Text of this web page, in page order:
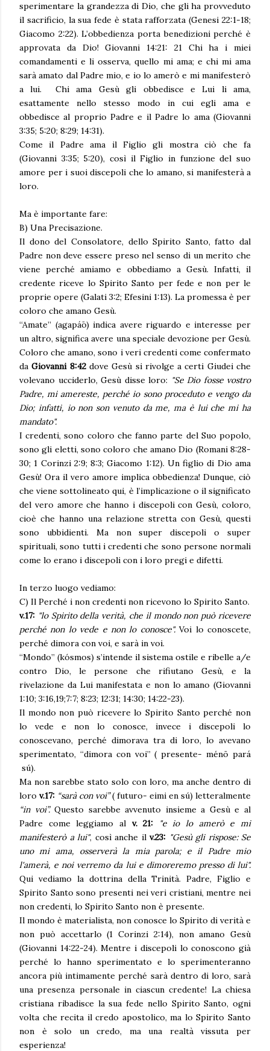
sperimentare la grandezza di Dio, che gli ha provveduto
il sacrificio, la sua fede è stata rafforzata (Genesi 22:1-18;
Giacomo 2:22). L’obbedienza porta benedizioni perché è
approvata da Dio! Giovanni 14:21: 21 Chi ha i miei
comandamenti e li osserva, quello mi ama; e chi mi ama
sarà amato dal Padre mio, e io lo amerò e mi manifesterò
a lui. Chi ama Gesù gli obbedisce e Lui li ama,
esattamente nello stesso modo in cui egli ama e
obbedisce al proprio Padre e il Padre lo ama (Giovanni
3:35; 5:20; 8:29; 14:31).
Come il Padre ama il Figlio gli mostra ciò che fa
(Giovanni 3:35; 5:20), così il Figlio in funzione del suo
amore per i suoi discepoli che lo amano, si manifesterà a
loro.
Ma è importante fare:
B) Una Precisazione.
Il dono del Consolatore, dello Spirito Santo, fatto dal
Padre non deve essere preso nel senso di un merito che
viene perché amiamo e obbediamo a Gesù. Infatti, il
credente riceve lo Spirito Santo per fede e non per le
proprie opere (Galati 3:2; Efesini 1:13). La promessa è per
coloro che amano Gesù.
“Amate” (agapáō) indica avere riguardo e interesse per
un altro, significa avere una speciale devozione per Gesù.
Coloro che amano, sono i veri credenti come confermato
daGiovanni 8:42dove Gesù si rivolge a certi Giudei che
volevano ucciderlo, Gesù disse loro: "Se Dio fosse vostro
Padre, mi amereste, perché io sono proceduto e vengo da
Dio; infatti, io non son venuto da me, ma è lui che mi ha
mandato".
I credenti, sono coloro che fanno parte del Suo popolo,
sono gli eletti, sono coloro che amano Dio (Romani 8:28-
30; 1 Corinzi 2:9; 8:3; Giacomo 1:12). Un figlio di Dio ama
Gesù! Ora il vero amore implica obbedienza! Dunque, ciò
che viene sottolineato qui, è l’implicazione o il significato
del vero amore che hanno i discepoli con Gesù, coloro,
cioè che hanno una relazione stretta con Gesù, questi
sono ubbidienti. Ma non super discepoli o super
spirituali, sono tutti i credenti che sono persone normali
come lo erano i discepoli con i loro pregi e difetti.
In terzo luogo vediamo:
C) Il Perché i non credenti non ricevono lo Spirito Santo.
v.17: "lo Spirito della verità, che il mondo non può ricevere
perché non lo vede e non lo conosce".Voi lo conoscete,
perché dimora con voi, e sarà in voi.
“Mondo” (kósmos) s’intende il sistema ostile e ribelle a/e
contro Dio, le persone che rifiutano Gesù, e la
rivelazione da Lui manifestata e non lo amano (Giovanni
1:10; 3:16,19;7:7; 8:23; 12:31; 14:30; 14:22-23).
Il mondo non può ricevere lo Spirito Santo perché non
lo vede e non lo conosce, invece i discepoli lo
conoscevano, perché dimorava tra di loro, lo avevano
sperimentato, “dimora con voi” ( presente- ménō pará
sú).
Ma non sarebbe stato solo con loro, ma anche dentro di
loro v.17: “sarà con voi”( futuro- eimi en sú) letteralmente
“in voi”.Questo sarebbe avvenuto insieme a Gesù e al
Padre come leggiamo al v. 21:
"e io lo amerò e mi
manifesterò a lui", così anche il v.23: "Gesù gli rispose: Se
uno mi ama, osserverà la mia parola; e il Padre mio
l'amerà, e noi verremo da lui e dimoreremo presso di lui".
Qui vediamo la dottrina della Trinità. Padre, Figlio e
Spirito Santo sono presenti nei veri cristiani, mentre nei
non credenti, lo Spirito Santo non è presente.
Il mondo è materialista, non conosce lo Spirito di verità e
non può accettarlo (1 Corinzi 2:14), non amano Gesù
(Giovanni 14:22-24). Mentre i discepoli lo conoscono già
perché lo hanno sperimentato e lo sperimenteranno
ancora più intimamente perché sarà dentro di loro, sarà
una presenza personale in ciascun credente! La chiesa
cristiana ribadisce la sua fede nello Spirito Santo, ogni
volta che recita il credo apostolico, ma lo Spirito Santo
non è solo un credo, ma una realtà vissuta per
esperienza!